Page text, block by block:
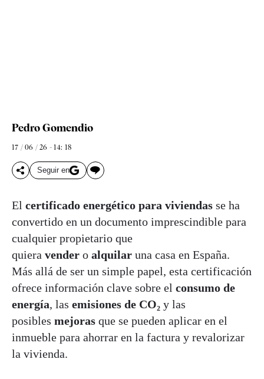
Pedro Gomendio
17 / 06 / 26 - 14: 18
Seguir en
El certificado energético para viviendas se ha
convertido en un documento imprescindible para
cualquier propietario que
quiera vender o alquilar una casa en España.
Más allá de ser un simple papel, esta certificación
ofrece información clave sobre el consumo de
energía, las emisiones de CO₂ y las
posibles mejoras que se pueden aplicar en el
inmueble para ahorrar en la factura y revalorizar
la vivienda.